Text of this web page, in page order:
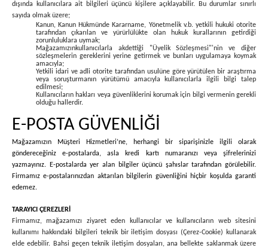
dışında kullanıcılara ait bilgileri üçüncü kişilere açıklayabilir. Bu durumlar sınırlı
sayıda olmak üzere;
Kanun, Kanun Hükmünde Kararname, Yönetmelik v.b. yetkili hukuki otorite
tarafından çıkarılan ve yürürlülükte olan hukuk kurallarının getirdiği
zorunluluklara uymak;
Mağazamızınkullanıcılarla akdettiği "Üyelik Sözleşmesi"'nin ve diğer
sözleşmelerin gereklerini yerine getirmek ve bunları uygulamaya koymak
amacıyla;
Yetkili idari ve adli otorite tarafından usulüne göre yürütülen bir araştırma
veya soruşturmanın yürütümü amacıyla kullanıcılarla ilgili bilgi talep
edilmesi;
Kullanıcıların hakları veya güvenliklerini korumak için bilgi vermenin gerekli
olduğu hallerdir.
E-POSTA GÜVENLİĞİ
Mağazamızın Müşteri Hizmetleri’ne, herhangi bir siparişinizle ilgili olarak
göndereceğiniz e-postalarda, asla kredi kartı numaranızı veya şifrelerinizi
yazmayınız. E-postalarda yer alan bilgiler üçüncü şahıslar tarafından görülebilir.
Firmamız e-postalarınızdan aktarılan bilgilerin güvenliğini hiçbir koşulda garanti
edemez.
TARAYICI ÇEREZLERİ
Firmamız, mağazamızı ziyaret eden kullanıcılar ve kullanıcıların web sitesini
kullanımı hakkındaki bilgileri teknik bir iletişim dosyası (Çerez-Cookie) kullanarak
elde edebilir. Bahsi geçen teknik iletişim dosyaları, ana bellekte saklanmak üzere